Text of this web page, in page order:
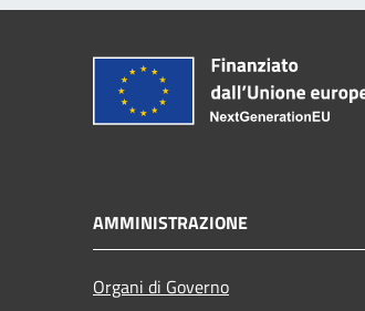
AMMINISTRAZIONE
Organi di Governo